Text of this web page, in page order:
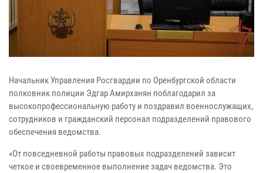
Начальник Управления Росгвардии по Оренбургской области
полковник полиции Эдгар Амирханян поблагодарил за
высокопрофессиональную работу и поздравил военнослужащих,
сотрудников и гражданский персонал подразделений правового
обеспечения ведомства.
«От повседневной работы правовых подразделений зависит
четкое и своевременное выполнение задач ведомства. Это